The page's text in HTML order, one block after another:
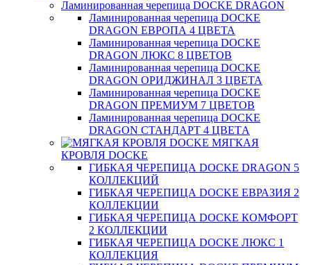
Ламинированная черепица DOCKE DRAGON
Ламинированная черепица DOCKE
DRAGON ЕВРОПА 4 ЦВЕТА
Ламинированная черепица DOCKE
DRAGON ЛЮКС 8 ЦВЕТОВ
Ламинированная черепица DOCKE
DRAGON ОРИДЖИНАЛ 3 ЦВЕТА
Ламинированная черепица DOCKE
DRAGON ПРЕМИУМ 7 ЦВЕТОВ
Ламинированная черепица DOCKE
DRAGON СТАНДАРТ 4 ЦВЕТA
МЯГКАЯ
КРОВЛЯ DOCKE
ГИБКАЯ ЧЕРЕПИЦА DOCKE DRAGON 5
КОЛЛЕКЦИЙ
ГИБКАЯ ЧЕРЕПИЦА DOCKE ЕВРАЗИЯ 2
КОЛЛЕКЦИИ
ГИБКАЯ ЧЕРЕПИЦА DOCKE КОМФОРТ
2 КОЛЛЕКЦИИ
ГИБКАЯ ЧЕРЕПИЦА DOCKE ЛЮКС 1
КОЛЛЕКЦИЯ